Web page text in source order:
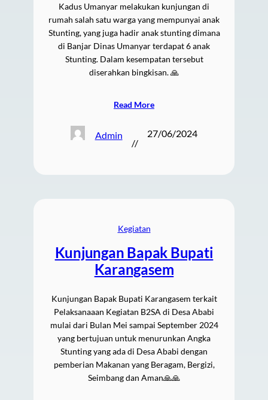
Kadus Umanyar melakukan kunjungan di
rumah salah satu warga yang mempunyai anak
Stunting, yang juga hadir anak stunting dimana
di Banjar Dinas Umanyar terdapat 6 anak
Stunting. Dalam kesempatan tersebut
diserahkan bingkisan. 🙏
Read More
Admin
//
27/06/2024
Kegiatan
Kunjungan Bapak Bupati
Karangasem
Kunjungan Bapak Bupati Karangasem terkait
Pelaksanaaan Kegiatan B2SA di Desa Ababi
mulai dari Bulan Mei sampai September 2024
yang bertujuan untuk menurunkan Angka
Stunting yang ada di Desa Ababi dengan
pemberian Makanan yang Beragam, Bergizi,
Seimbang dan Aman🙏🙏